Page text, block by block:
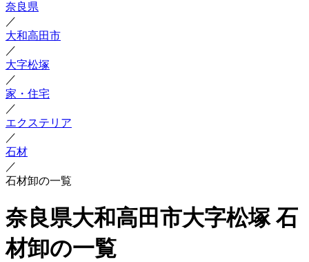
奈良県
／
大和高田市
／
大字松塚
／
家・住宅
／
エクステリア
／
石材
／
石材卸の一覧
奈良県大和高田市大字松塚 石
材卸の一覧